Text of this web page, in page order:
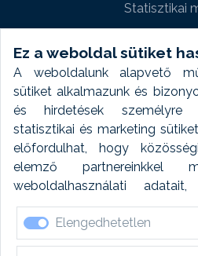
Ez a weboldal sütiket
A weboldalunk alapvető
sütiket alkalmazunk és
és hirdetések személyre
statisztikai és marketing
előfordulhat, hogy
elemző partnereinkkel
weboldalhasználati
forrásokból gyűjtött
elfogadásával
ezen adatokat 6 hónap után
Elengedhetetlen
Statisztikai
Weboldal
Fényképtár
Autómosó